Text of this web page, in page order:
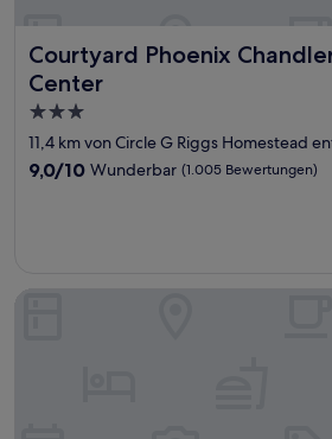
Courtyard Phoenix
Center
Courtyard Phoenix Chandler/
3.0-
Sterne-
Unterkunft
11,4 km von Circle G Riggs Homestead
9.0
9,0/10 Wunderbar (1.005 Bewertungen)